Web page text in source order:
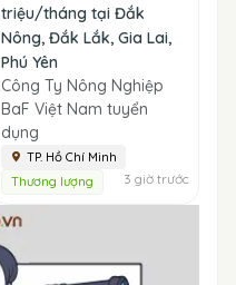
triệu/tháng tại Đắk
Nông, Đắk Lắk, Gia Lai,
Phú Yên
Công Ty Nông Nghiệp
BaF Việt Nam tuyển
dụng
TP. Hồ Chí Minh
Thương lượng
3 giờ trước